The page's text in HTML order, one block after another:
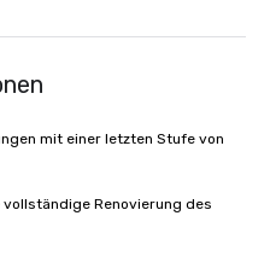
mit einer letzten Stufe von
Renovierung des